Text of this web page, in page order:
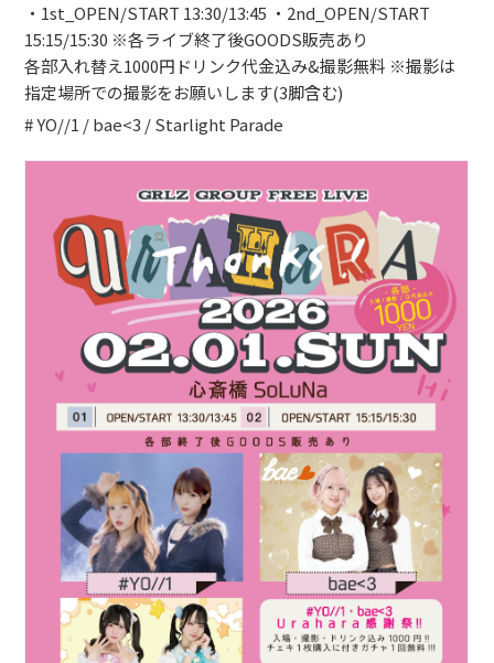
Contact
・1st_OPEN/START 13:30/13:45 ・2nd_OPEN/START
15:15/15:30 ※各ライブ終了後GOODS販売あり
各部入れ替え1000円ドリンク代金込み&撮影無料 ※撮影は
指定場所での撮影をお願いします(3脚含む)
# YO//1 / bae<3 / Starlight Parade